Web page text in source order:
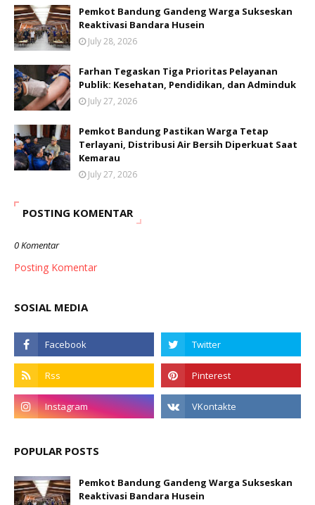
Pemkot Bandung Gandeng Warga Sukseskan
Reaktivasi Bandara Husein
July 28, 2026
Farhan Tegaskan Tiga Prioritas Pelayanan
Publik: Kesehatan, Pendidikan, dan Adminduk
July 27, 2026
Pemkot Bandung Pastikan Warga Tetap
Terlayani, Distribusi Air Bersih Diperkuat Saat
Kemarau
July 27, 2026
POSTING KOMENTAR
0 Komentar
Posting Komentar
SOSIAL MEDIA
POPULAR POSTS
Pemkot Bandung Gandeng Warga Sukseskan
Reaktivasi Bandara Husein